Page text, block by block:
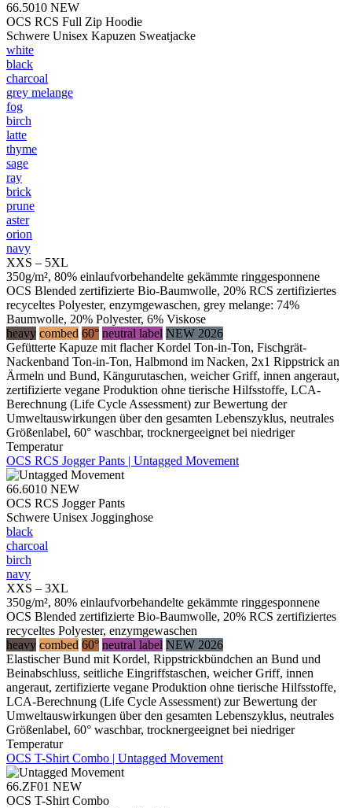
66.5010 NEW
OCS RCS Full Zip Hoodie
Schwere Unisex Kapuzen Sweatjacke
white
black
charcoal
grey melange
fog
birch
latte
thyme
sage
ray
brick
prune
aster
orion
navy
XXS – 5XL
350g/m², 80% einlaufvorbehandelte gekämmte ringgesponnene
OCS Blended zertifizierte Bio-Baumwolle, 20% RCS zertifiziertes
recyceltes Polyester, enzymgewaschen, grey melange: 74%
Baumwolle, 20% Polyester, 6% Viskose
heavy combed 60° neutral label NEW 2026
Gefütterte Kapuze mit flacher Kordel Ton-in-Ton, Fischgrät-
Nackenband Ton-in-Ton, Halbmond im Nacken, 2x1 Rippstrick an
Ärmeln und Bund, Kängurutaschen, weicher Griff, innen angeraut,
zertifizierte vegane Produktion ohne tierische Hilfsstoffe, LCA-
Berechnung (Life Cycle Assessment) zur Bewertung der
Umweltauswirkungen über den gesamten Lebenszyklus, neutrales
Größenlabel, 60° waschbar, trocknergeeignet bei niedriger
Temperatur
OCS RCS Jogger Pants | Untagged Movement
66.6010 NEW
OCS RCS Jogger Pants
Schwere Unisex Jogginghose
black
charcoal
birch
navy
XXS – 3XL
350g/m², 80% einlaufvorbehandelte gekämmte ringgesponnene
OCS Blended zertifizierte Bio-Baumwolle, 20% RCS zertifiziertes
recyceltes Polyester, enzymgewaschen
heavy combed 60° neutral label NEW 2026
Elastischer Bund mit Kordel, Rippstrickbündchen an Bund und
Beinabschluss, seitliche Eingriffstaschen, weicher Griff, innen
angeraut, zertifizierte vegane Produktion ohne tierische Hilfsstoffe,
LCA-Berechnung (Life Cycle Assessment) zur Bewertung der
Umweltauswirkungen über den gesamten Lebenszyklus, neutrales
Größenlabel, 60° waschbar, trocknergeeignet bei niedriger
Temperatur
OCS T-Shirt Combo | Untagged Movement
66.ZF01 NEW
OCS T-Shirt Combo